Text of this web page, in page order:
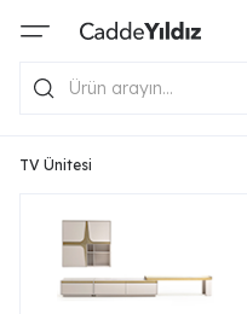
TV Ünitesi